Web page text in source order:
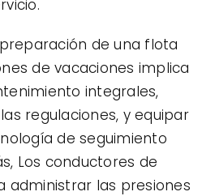
de una flota
de vacaciones implica
integrales,
regulaciones, y equipar
de seguimiento
Los conductores de
administrar las presiones